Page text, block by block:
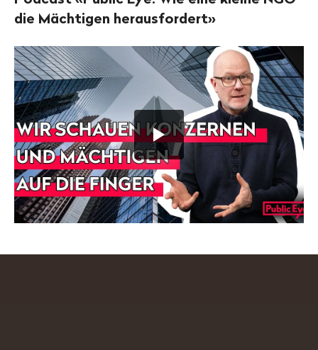
die Mächtigen herausfordert»
Video
"Public
Eye:
Wie
eine
kleine
NGO
die
Mächtigen
herausfordert
#Podcast"
abspielen.
ENTER
um